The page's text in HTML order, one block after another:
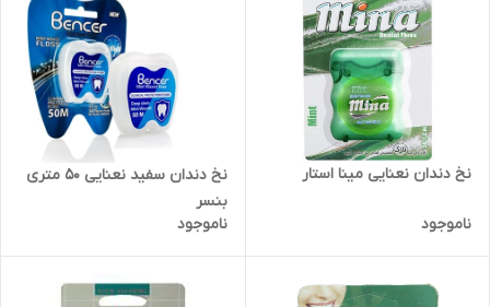
نخ دندان نعنایی مینا استار
ناموجود
نخ دندان سفید نعنایی 50 متری
بنسر
ناموجود